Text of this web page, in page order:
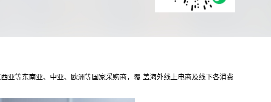
亚等东南亚、中亚、欧洲等国家采购商，覆 盖海外线上电商及线下各消费